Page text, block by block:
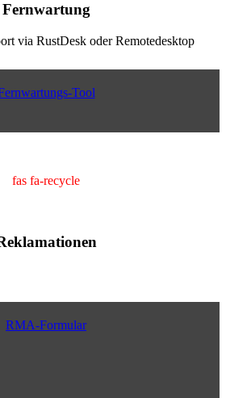
Fernwartung
via RustDesk oder Remotedesktop
Tool
fas fa-recycle
RMA-Formular